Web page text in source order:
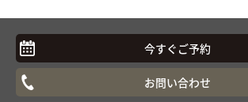
今すぐご予約
お問い合わせ